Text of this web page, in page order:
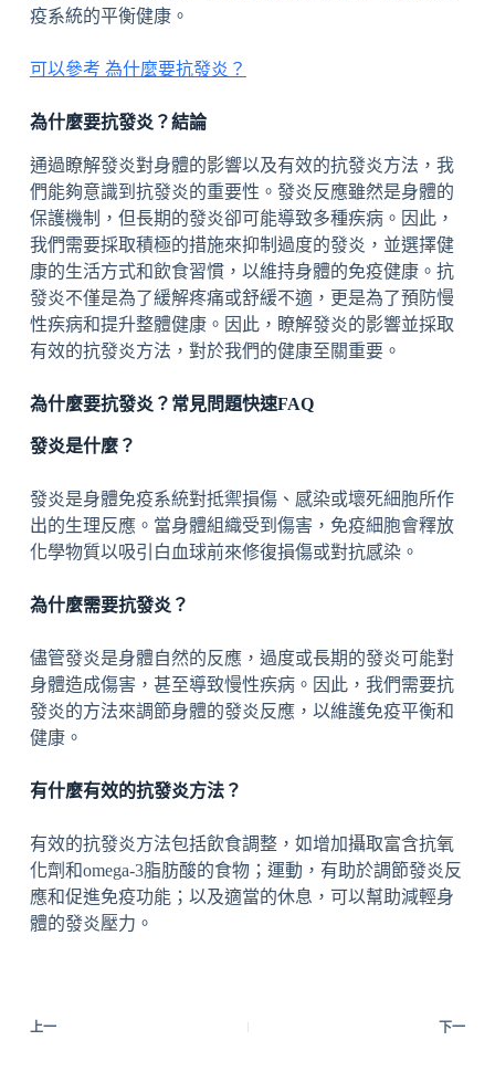
疫系統的平衡健康。
可以參考 為什麼要抗發炎？
為什麼要抗發炎？結論
通過瞭解發炎對身體的影響以及有效的抗發炎方法，我
們能夠意識到抗發炎的重要性。發炎反應雖然是身體的
保護機制，但長期的發炎卻可能導致多種疾病。因此，
我們需要採取積極的措施來抑制過度的發炎，並選擇健
康的生活方式和飲食習慣，以維持身體的免疫健康。抗
發炎不僅是為了緩解疼痛或舒緩不適，更是為了預防慢
性疾病和提升整體健康。因此，瞭解發炎的影響並採取
有效的抗發炎方法，對於我們的健康至關重要。
為什麼要抗發炎？常見問題快速FAQ
發炎是什麼？
發炎是身體免疫系統對抵禦損傷、感染或壞死細胞所作
出的生理反應。當身體組織受到傷害，免疫細胞會釋放
化學物質以吸引白血球前來修復損傷或對抗感染。
為什麼需要抗發炎？
儘管發炎是身體自然的反應，過度或長期的發炎可能對
身體造成傷害，甚至導致慢性疾病。因此，我們需要抗
發炎的方法來調節身體的發炎反應，以維護免疫平衡和
健康。
有什麼有效的抗發炎方法？
有效的抗發炎方法包括飲食調整，如增加攝取富含抗氧
化劑和omega-3脂肪酸的食物；運動，有助於調節發炎反
應和促進免疫功能；以及適當的休息，可以幫助減輕身
體的發炎壓力。
上一 下一